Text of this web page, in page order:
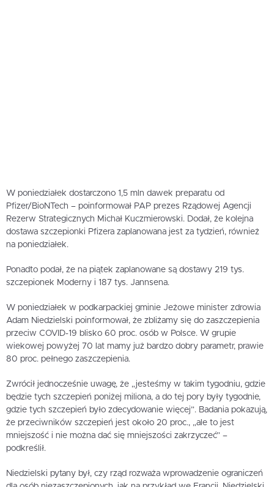
W poniedziałek dostarczono 1,5 mln dawek preparatu od
Pfizer/BioNTech – poinformował PAP prezes Rządowej Agencji
Rezerw Strategicznych Michał Kuczmierowski. Dodał, że kolejna
dostawa szczepionki Pfizera zaplanowana jest za tydzień, również
na poniedziałek.
Ponadto podał, że na piątek zaplanowane są dostawy 219 tys.
szczepionek Moderny i 187 tys. Jannsena.
W poniedziałek w podkarpackiej gminie Jeżowe minister zdrowia
Adam Niedzielski poinformował, że zbliżamy się do zaszczepienia
przeciw COVID-19 blisko 60 proc. osób w Polsce. W grupie
wiekowej powyżej 70 lat mamy już bardzo dobry parametr, prawie
80 proc. pełnego zaszczepienia.
Zwrócił jednocześnie uwagę, że „jesteśmy w takim tygodniu, gdzie
będzie tych szczepień poniżej miliona, a do tej pory były tygodnie,
gdzie tych szczepień było zdecydowanie więcej”. Badania pokazują,
że przeciwników szczepień jest około 20 proc., „ale to jest
mniejszość i nie można dać się mniejszości zakrzyczeć” –
podkreślił.
Niedzielski pytany był, czy rząd rozważa wprowadzenie ograniczeń